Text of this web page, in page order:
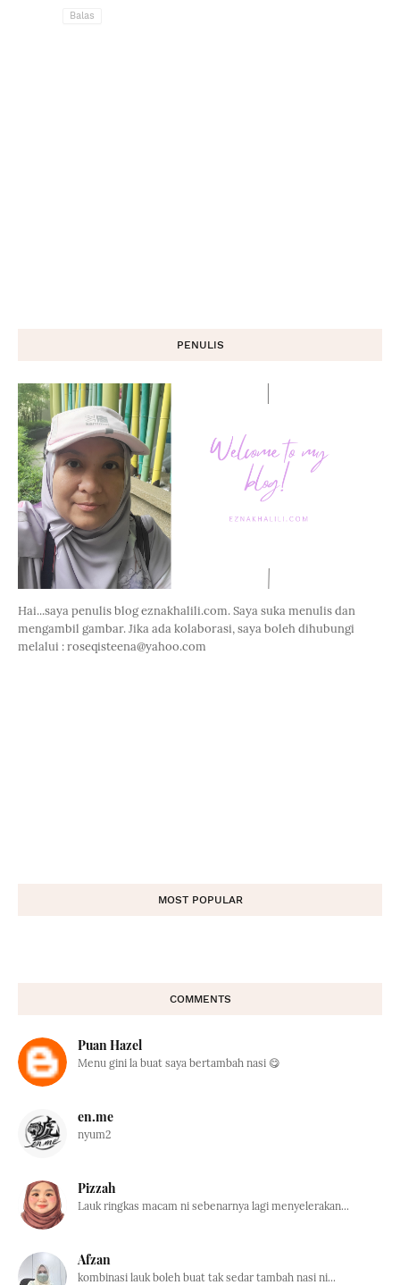
Balas
PENULIS
Hai...saya penulis blog eznakhalili.com. Saya suka menulis dan
mengambil gambar. Jika ada kolaborasi, saya boleh dihubungi
melalui : roseqisteena@yahoo.com
MOST POPULAR
COMMENTS
Puan Hazel
Menu gini la buat saya bertambah nasi 😋
en.me
nyum2
Pizzah
Lauk ringkas macam ni sebenarnya lagi menyelerakan...
Afzan
kombinasi lauk boleh buat tak sedar tambah nasi ni...